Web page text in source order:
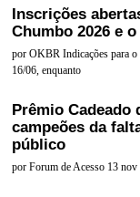
Inscrições
Chumbo 2026 e
por OKBR Indicações para o
16/06, enquanto
Prêmio Cadeado
campeões da
público
por Forum de Acesso 13